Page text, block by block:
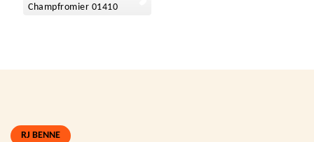
Champfromier 01410
RJ BENNE